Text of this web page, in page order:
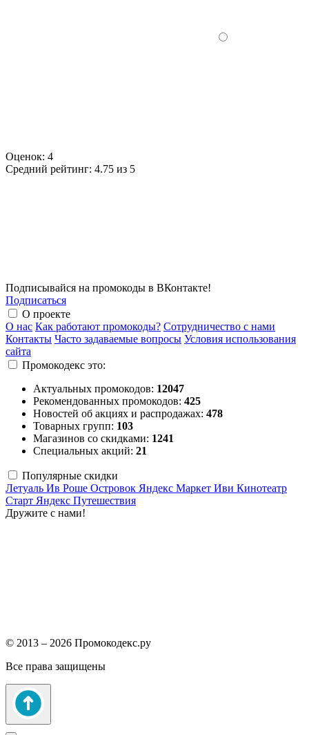
Оценок: 4
Средний рейтинг: 4.75 из 5
Подписывайся на промокоды в ВКонтакте!
Подписаться
О проекте
О нас Как работают промокоды? Сотрудничество с нами
Контакты Часто задаваемые вопросы Условия использования
сайта
Промокодекс это:
Актуальных промокодов: 12047
Рекомендованных промокодов: 425
Новостей об акциях и распродажах: 478
Товарных групп: 103
Магазинов со скидками: 1241
Специальных акций: 21
Популярные скидки
Летуаль Ив Роше Островок Яндекс Маркет Иви Кинотеатр
Старт Яндекс Путешествия
Дружите с нами!
© 2013 – 2026 Промокодекс.ру
Все права защищены